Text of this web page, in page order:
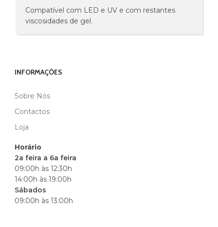
Compatível com LED e UV e com restantes
viscosidades de gel.
MARCA
INFORMAÇÕES
Sobre Nós
Contactos
Loja
Horário
2a feira a 6a feira
09:00h às 12:30h
14:00h às 19:00h
Sábados
09:00h às 13:00h